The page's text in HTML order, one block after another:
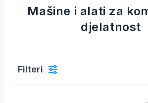
Mašine i alati za
djelatnost
Filteri